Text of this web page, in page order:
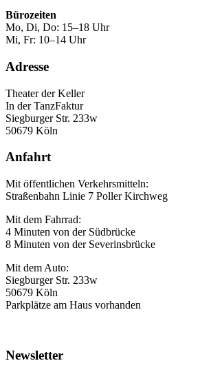
Bürozeiten
Mo, Di, Do: 15–18 Uhr
Mi, Fr: 10–14 Uhr
Adresse
Theater der Keller
In der TanzFaktur
Siegburger Str. 233w
50679 Köln
Anfahrt
Mit öffentlichen Verkehrsmitteln:
Straßenbahn Linie 7 Poller Kirchweg
Mit dem Fahrrad:
4 Minuten von der Südbrücke
8 Minuten von der Severinsbrücke
Mit dem Auto:
Siegburger Str. 233w
50679 Köln
Parkplätze am Haus vorhanden
Newsletter